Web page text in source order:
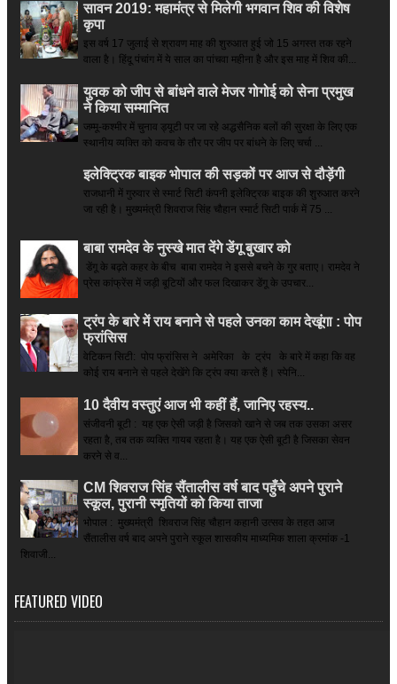
सावन 2019: महामंत्र से मिलेगी भगवान शिव की विशेष
कृपा
इस वर्ष 17 जुलाई से श्रावण माह की शुरुआत हुई जो 15 अगस्त तक रहने
वाला है। हिंदू पंचांग में ये साल का पांचवा महीना है और इस माह में शिव की...
युवक को जीप से बांधने वाले मेजर गोगोई को सेना प्रमुख
ने किया सम्‍मानित
जम्मू-कश्मीर में चुनाव ड्यूटी पर जा रहे अद्धसैनिक बलों की सुरक्षा के लिए एक
स्थानीय व्यक्ति को कवच के तौर पर जीप पर बांधने के लिए चर्चा ...
इलेक्ट्रिक बाइक भोपाल की सड़कों पर आज से दौड़ेंगी
राजधानी में गुरुवार से स्मार्ट सिटी कंपनी इलेक्ट्रिक बाइक की शुरुआत करने
जा रही है। मुख्यमंत्री शिवराज सिंह चौहान स्मार्ट सिटी पार्क में 75 ...
बाबा रामदेव के नुस्खे मात देंगे डेंगू बुखार को
डेंगू के बढ़ते कहर के बीच बाबा रामदेव ने इससे बचने के गुर बताए। रामदेव ने
प्रेस कांफ्रेंस में जड़ी बूटियों और फल दिखाकर डेंगू के उपचार...
ट्रंप के बारे में राय बनाने से पहले उनका काम देखूंगा : पोप
फ्रांसिस
वेटिकन सिटी: पोप फ्रांसिस ने अमेरिका के ट्रंप के बारे में कहा कि वह
कोई राय बनाने से पहले देखेंगे कि ट्रंप क्या करते हैं। स्पेनि...
10 दैवीय वस्तुएं आज भी कहीं हैं, जानिए रहस्य..
संजीवनी बूटी : यह एक ऐसी जड़ी है जिसको खाने से जब तक उसका असर
रहता है, तब तक व्यक्ति गायब रहता है। यह एक ऐसी बूटी है जिसका सेवन
करने से व...
CM शिवराज सिंह सैंतालीस वर्ष बाद पहुँचे अपने पुराने
स्कूल, पुरानी स्मृतियों को किया ताजा
भोपाल : मुख्यमंत्री शिवराज सिंह चौहान कहानी उत्सव के तहत आज
सैंतालीस वर्ष बाद अपने पुराने स्कूल शासकीय माध्यमिक शाला क्रमांक -1
शिवाजी...
FEATURED VIDEO